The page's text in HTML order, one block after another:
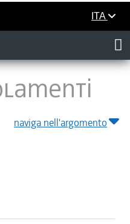
ITA
naviga nell'argomento